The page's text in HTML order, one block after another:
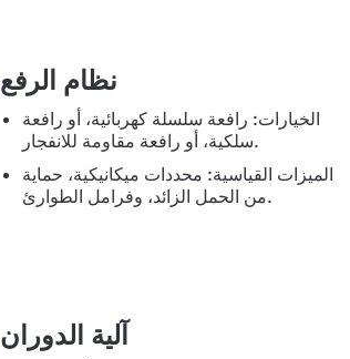
نظام الرفع
الخيارات: رافعة سلسلة كهربائية، أو رافعة
سلكية، أو رافعة مقاومة للانفجار.
الميزات القياسية: محددات ميكانيكية، حماية
من الحمل الزائد، وفرامل الطوارئ.
آلية الدوران